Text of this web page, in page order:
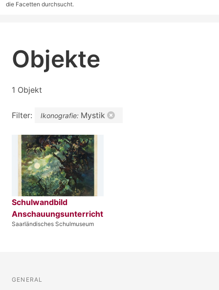
die Facetten durchsucht.
Objekte
1 Objekt
Filter: Ikonografie: Mystik
Schulwandbild
Anschauungsunterricht
Saarländisches Schulmuseum
GENERAL